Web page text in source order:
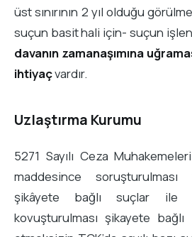
üst sınırının 2 yıl olduğu
suçun basit hali için- suçun
davanın zamanaşımına
ihtiyaçvardır.
Uzlaştırma Kurumu
5271 Sayılı Ceza
maddesince soruşturulması
şikâyete bağlı suçlar ile
kovuşturulması şikayete